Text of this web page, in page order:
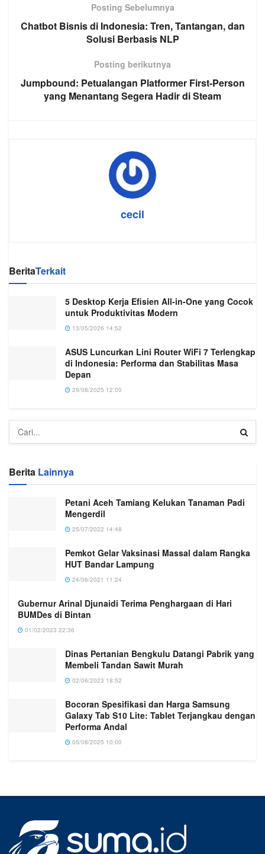
Posting Sebelumnya
Chatbot Bisnis di Indonesia: Tren, Tantangan, dan
Solusi Berbasis NLP
Posting berikutnya
Jumpbound: Petualangan Platformer First-Person
yang Menantang Segera Hadir di Steam
cecil
BeritaTerkait
5 Desktop Kerja Efisien All-in-One yang Cocok
untuk Produktivitas Modern
13/05/2026 14:52
ASUS Luncurkan Lini Router WiFi 7 Terlengkap
di Indonesia: Performa dan Stabilitas Masa
Depan
29/08/2025 12:00
Berita Lainnya
Petani Aceh Tamiang Kelukan Tanaman Padi
Mengerdil
25/07/2022 14:48
Pemkot Gelar Vaksinasi Massal dalam Rangka
HUT Bandar Lampung
24/06/2021 11:24
Gubernur Arinal Djunaidi Terima Penghargaan di Hari
BUMDes di Bintan
01/02/2023 22:36
Dinas Pertanian Bengkulu Datangi Pabrik yang
Membeli Tandan Sawit Murah
02/06/2023 18:52
Bocoran Spesifikasi dan Harga Samsung
Galaxy Tab S10 Lite: Tablet Terjangkau dengan
Performa Andal
05/08/2025 10:00